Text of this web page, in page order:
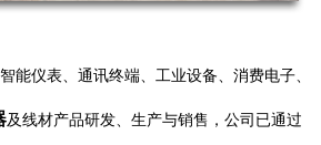
能仪表、通讯终端、工业设备、消费电子、
及线材产品研发、生产与销售，公司已通过